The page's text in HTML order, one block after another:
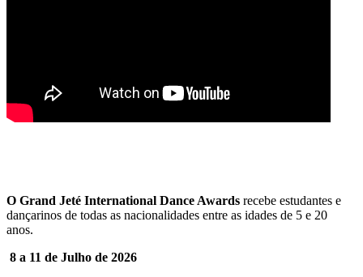
O Grand Jeté International Dance Awards recebe estudantes e
dançarinos de todas as nacionalidades entre as idades de 5 e 20
anos.
8 a 11 de Julho de 2026